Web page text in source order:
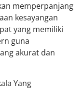
memperpanjang
kesayangan
yang memiliki
guna
akurat dan
Yang